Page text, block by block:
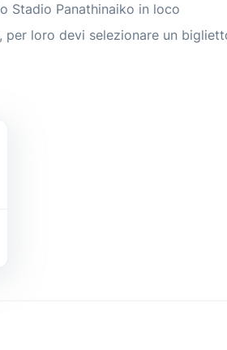
Stadio Panathinaiko in loco
loro devi selezionare un